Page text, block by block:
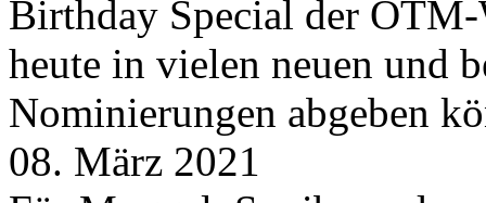
Birthday Special der
heute in vielen neuen und
Nominierungen abgeben
08. März 2021